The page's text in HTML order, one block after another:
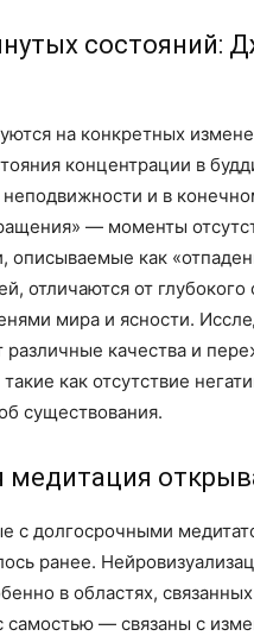
состояний:
на конкретных
концентрации в
и в
— моменты
описываемые как
отличаются от глубокого
мира и ясности.
качества и
как отсутствие
существования.
медитация
с долгосрочными
ранее.
в областях,
самостью — связаны с